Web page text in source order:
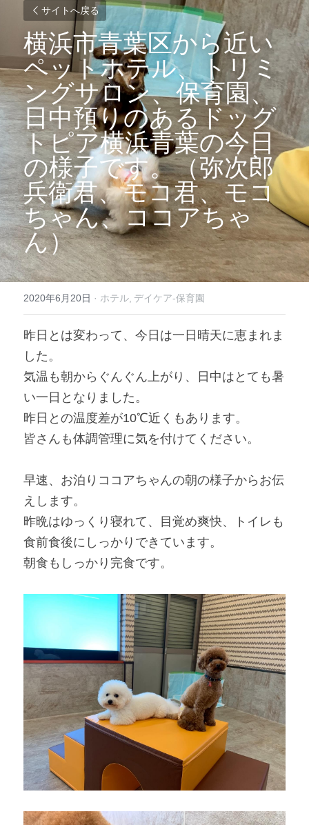
サイトへ戻る
横浜市青葉区から近い
ペットホテル、トリミ
ングサロン、保育園、
日中預りのあるドッグ
トピア横浜青葉の今日
の様子です。（弥次郎
兵衛君、モコ君、モコ
ちゃん、ココアちゃ
ん）
2020年6月20日 · ホテル, デイケア-保育園
昨日とは変わって、今日は一日晴天に恵まれま
した。
気温も朝からぐんぐん上がり、日中はとても暑
い一日となりました。
昨日との温度差が10℃近くもあります。
皆さんも体調管理に気を付けてください。
早速、お泊りココアちゃんの朝の様子からお伝
えします。
昨晩はゆっくり寝れて、目覚め爽快、トイレも
食前食後にしっかりできています。
朝食もしっかり完食です。